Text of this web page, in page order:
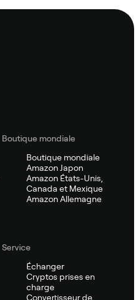
Boutique mondiale
Boutique mondiale
Amazon Japon
Amazon États-Unis,
Canada et Mexique
Amazon Allemagne
Service
Échanger
Cryptos prises en
charge
Convertisseur de